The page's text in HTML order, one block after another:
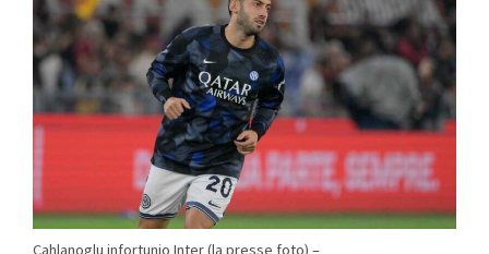
Cahlanoglu infortunio Inter (la presse foto) –